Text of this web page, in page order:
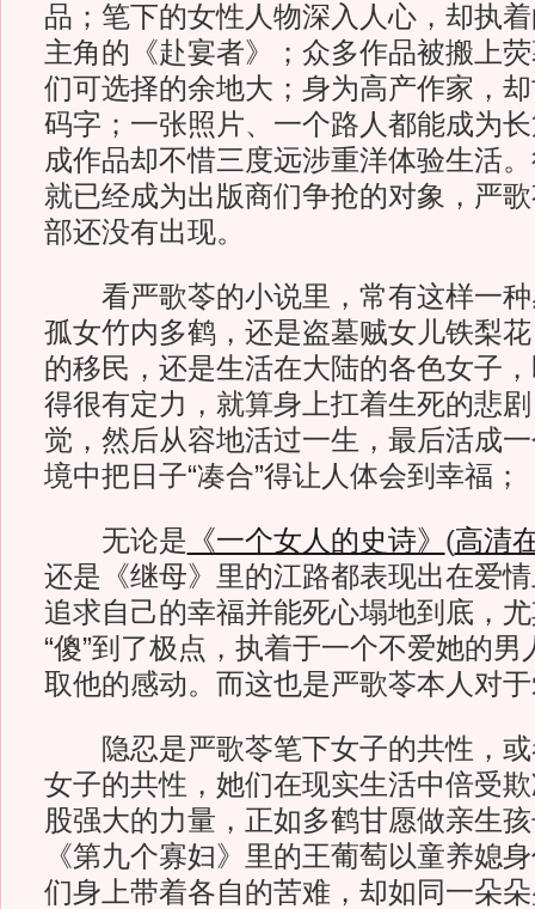
品；笔下的女性人物深入人心，却执
主角的《赴宴者》；众多作品被搬上
们可选择的余地大；身为高产作家，
码字；一张照片、一个路人都能成为
成作品却不惜三度远涉重洋体验生活
就已经成为出版商们争抢的对象，严
部还没有出现。
看严歌苓的小说里，常有这样一种
孤女竹内多鹤，还是盗墓贼女儿铁梨
的移民，还是生活在大陆的各色女子
得很有定力，就算身上扛着生死的悲
觉，然后从容地活过一生，最后活成
境中把日子“凑合”得让人体会到幸福；
无论是 《一个女人的史诗》 (高清
还是《继母》里的江路都表现出在爱
追求自己的幸福并能死心塌地到底，
“傻”到了极点，执着于一个不爱她的
取他的感动。而这也是严歌苓本人对
隐忍是严歌苓笔下女子的共性，或
女子的共性，她们在现实生活中倍受
股强大的力量，正如多鹤甘愿做亲生孩
《第九个寡妇》里的王葡萄以童养
们身上带着各自的苦难，却如同一朵